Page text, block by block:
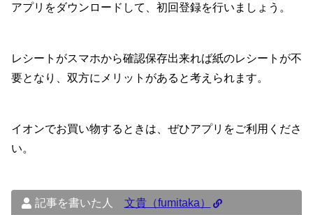
アプリをダウンロードして、初回登録を行いましょう。
レシートがスマホから確認保存出来れば紙のレシートが不
要となり、双方にメリットがあると考えられます。
イオンでお買い物するときは、ぜひアプリをご利用くださ
い。
記事を書いた人 文貴（fumitaka）